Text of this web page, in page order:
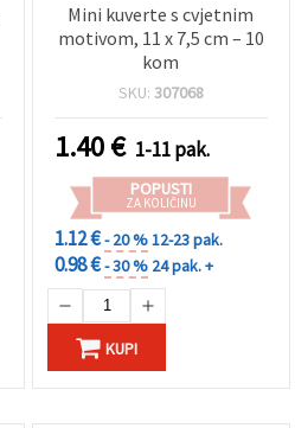
Mini kuverte s cvjetnim
motivom, 11 x 7,5 cm – 10
kom
SKU: 307068
1.40€ 1-11 pak.
POPUSTI
ZA KOLIČINU
1.12 €- 20 %12-23 pak.
0.98 €- 30 % 24 pak. +
KUPI